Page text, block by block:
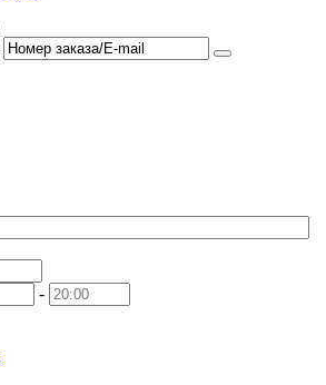
-